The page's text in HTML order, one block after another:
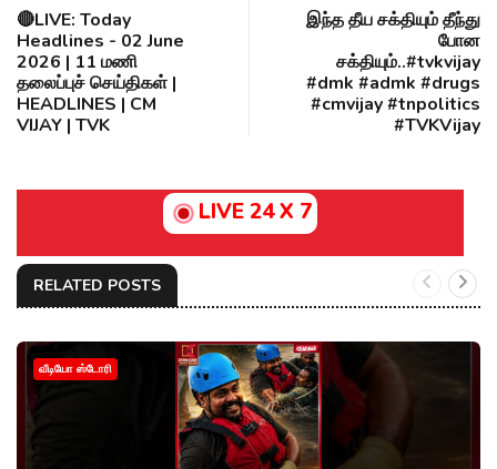
🔴LIVE: Today
Headlines - 02 June
2026 | 11 மணி
தலைப்புச் செய்திகள் |
HEADLINES | CM
VIJAY | TVK
இந்த தீய சக்தியும் தீந்து
போன
சக்தியும்..#tvkvijay
#dmk #admk #drugs
#cmvijay #tnpolitics
#TVKVijay‌
LIVE 24 X 7
RELATED POSTS
வீடியோ ஸ்டோரி